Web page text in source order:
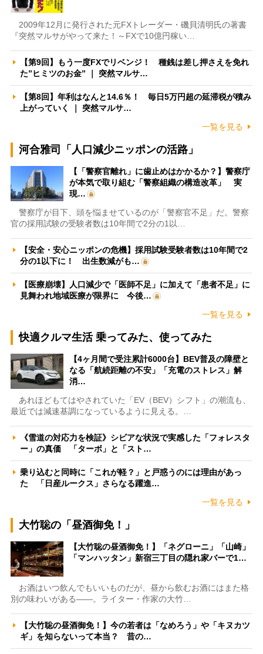
2009年12月に発行された元FXトレーダー・磯貝清明氏の著書
『突然マルサがやって来た！～FXで10億円稼い…
【第9回】もう一度FXでリベンジ！ 種銭は差し押さえを免れ
た”ヒミツのお金” ｜ 突然マルサ…
【第8回】年利はなんと14.6％！ 毎日5万円超の延滞税が積み
上がっていく ｜ 突然マルサ…
一覧を見る
河合雅司「人口減少ニッポンの活路」
【「警察官離れ」に歯止めはかかるか？】警察庁
が本気で取り組む「警察組織の構造改革」 実
現…
警察庁が目下、頭を悩ませているのが「警察官不足」だ。警察
官の採用試験の受験者数は10年間で2分の1以…
【安全・安心ニッポンの危機】採用試験受験者数は10年間で2
分の1以下に！ 出生数減がも…
【医療崩壊】人口減少で「医師不足」に加えて「患者不足」に
見舞われ地域医療が限界に 今後…
一覧を見る
快適クルマ生活 乗ってみた、使ってみた
【4ヶ月間で受注累計6000台】BEV普及の障壁と
なる「航続距離の不安」「充電のストレス」解
消…
あれほどもてはやされていた「EV（BEV）シフト」の潮流も、
最近では減速基調になっているように見える。…
《雪道の対応力を検証》シビアな状況で実感した「フォレスタ
ー」の真価 「ターボ」と「スト…
乗り込むと同時に「これが軽？」と戸惑うのには理由があっ
た 「日産ルークス」さらなる躍進…
一覧を見る
大竹聡の「昼酒御免！」
【大竹聡の昼酒御免！】「ネグローニ」「山崎」
「マンハッタン」新宿三丁目の隠れ家バーで1…
お酒はいつ飲んでもいいものだが、昼から飲むお酒にはまた格
別の味わいがある――。ライター・作家の大竹…
【大竹聡の昼酒御免！】今の若者は「なめろう」や「キヌカツ
ギ」を知らないって本当？ 昔の…